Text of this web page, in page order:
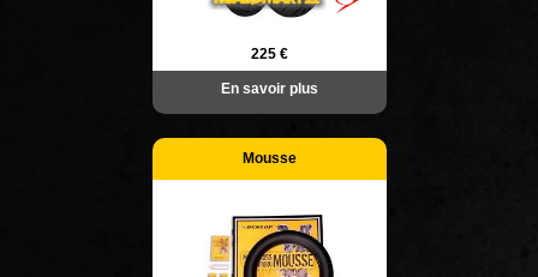
225 €
En savoir plus
Mousse